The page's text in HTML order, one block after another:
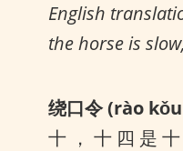
English
the horse is
绕口令 (rào
十 ， 十 四 是